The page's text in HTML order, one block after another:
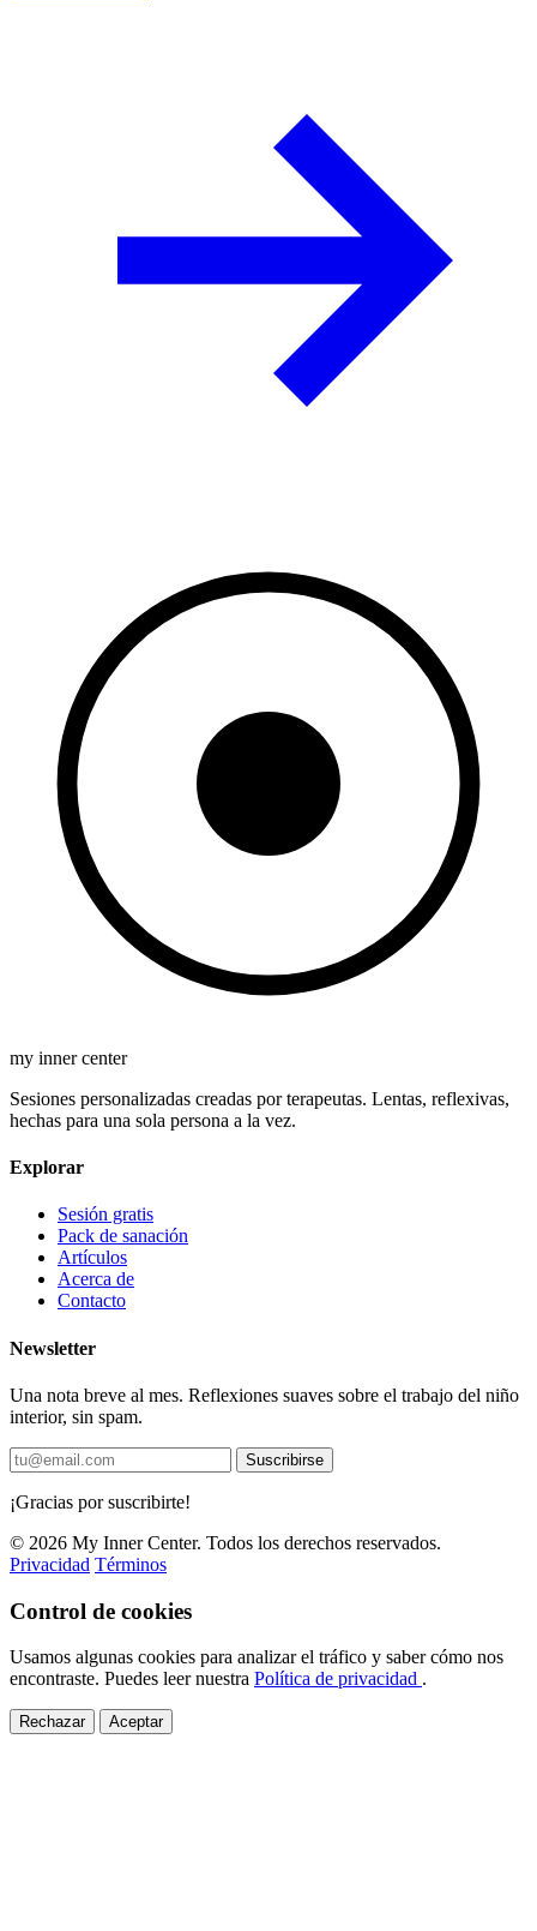
my inner center
Sesiones personalizadas creadas por terapeutas. Lentas, reflexivas,
hechas para una sola persona a la vez.
Explorar
Sesión gratis
Pack de sanación
Artículos
Acerca de
Contacto
Newsletter
Una nota breve al mes. Reflexiones suaves sobre el trabajo del niño
interior, sin spam.
Suscribirse
¡Gracias por suscribirte!
© 2026 My Inner Center. Todos los derechos reservados.
Privacidad Términos
Control de cookies
Usamos algunas cookies para analizar el tráfico y saber cómo nos
encontraste. Puedes leer nuestra Política de privacidad .
Rechazar Aceptar